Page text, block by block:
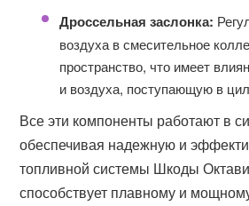
Дроссельная заслонка:
воздуха в смесительное
пространство, что имеет
и воздуха, поступающую в
Все эти компоненты работают в
обеспечивая надежную и
топливной системы Шкоды
способствует плавному и